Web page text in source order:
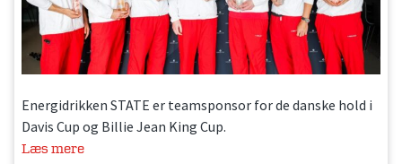
Energidrikken STATE er teamsponsor for de danske hold i
Davis Cup og Billie Jean King Cup.
Læs mere